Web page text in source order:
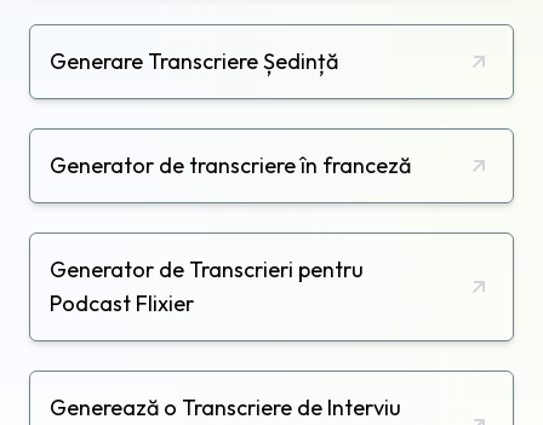
Generare Transcriere Ședință
Generator de transcriere în franceză
Generator de Transcrieri pentru
Podcast Flixier
Generează o Transcriere de Interviu